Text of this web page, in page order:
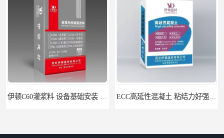
ECC高延性混凝土 粘结力好强度高 可弯曲抗震不开裂 伊顿 水泥路面修补料 路面破损起皮快速修补 2小时通车